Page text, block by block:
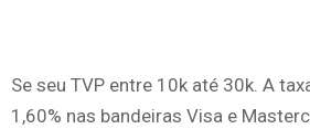
Se seu TVP entre 10k até 30k. A
1,60% nas bandeiras Visa e